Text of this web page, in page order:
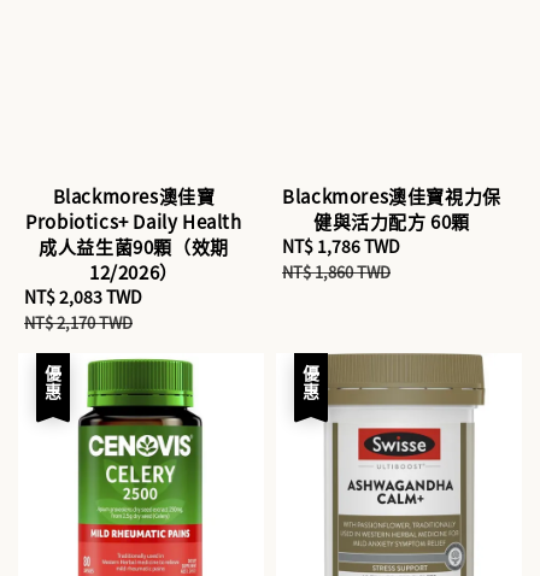
Blackmores澳佳寶
Probiotics+ Daily Health
成人益生菌90顆（效期
12/2026）
Sale
price
NT$ 2,083 TWD
NT$ 2,170 TWD
Blackmores澳佳寶視力保
健與活力配方 60顆
Sale
price
NT$ 1,786 TWD
NT$ 1,860 TWD
優惠 優惠